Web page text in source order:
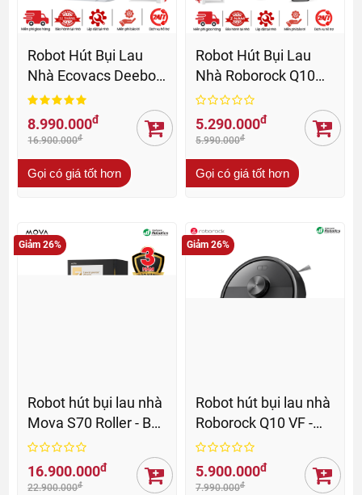
Robot Hút Bụi Lau
Nhà Ecovacs Deebot
N30 Pro Omni - BH 12
Th
8.990.000đ
16.900.000đ
Gọi có giá tốt hơn
Robot Hút Bụi Lau
Nhà Roborock Q10
PF - BH 24 th
5.290.000đ
5.990.000đ
Gọi có giá tốt hơn
Giảm 26%
Robot hút bụi lau nhà
Mova S70 Roller - BH
36 Th
16.900.000đ
22.900.000đ
Giảm 26%
Robot hút bụi lau nhà
Roborock Q10 VF -
BH 24 th
5.900.000đ
7.990.000đ